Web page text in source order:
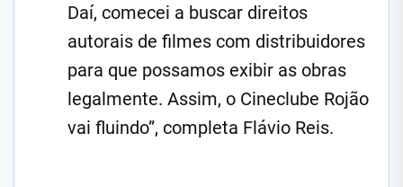
Daí, comecei a buscar direitos
autorais de filmes com distribuidores
para que possamos exibir as obras
legalmente. Assim, o Cineclube Rojão
vai fluindo”, completa Flávio Reis.